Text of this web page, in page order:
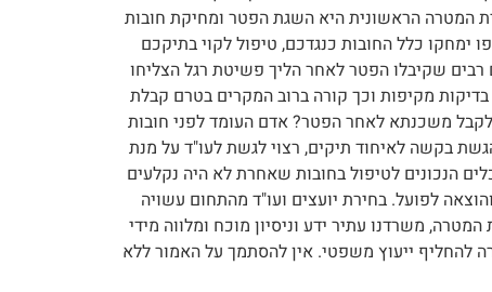
המטרה הראשונית היא השגת הפטר ומחיקת חובות
ימחקו כלל החובות כנגדכם, טיפול לקוי בתיקכם
שקיבלו הפטר לאחר הליך פשיטת רגל הצליחו
מקיפות וכך קורה ברוב המקרים בטרם קבלת
לקבל משכנתא לאחר הפטר? אדם העומד לפני חובות
הגשת בקשה לאיחוד תיקים, רצוי לגשת לעו"ד על מנת
הנכונים לטיפול בחובות שאחרת לא היה נקלעים
לפועל. בחירת יועצים ועו"ד מהתחום עשויה
משרדנו עתיר ידע וניסיון מוכח ומלווה מידי
ואין הוא בא בשום מקרה להחליף ייעוץ משפטי. אין להסתמך על האמור ללא